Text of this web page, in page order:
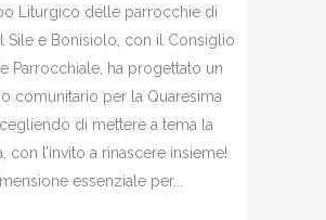
Liturgico delle parrocchie di
Sile e Bonisiolo, con il Consiglio
Parrocchiale, ha progettato un
comunitario per la Quaresima
di mettere a tema la
con l’invito a rinascere insieme!
essenziale per...